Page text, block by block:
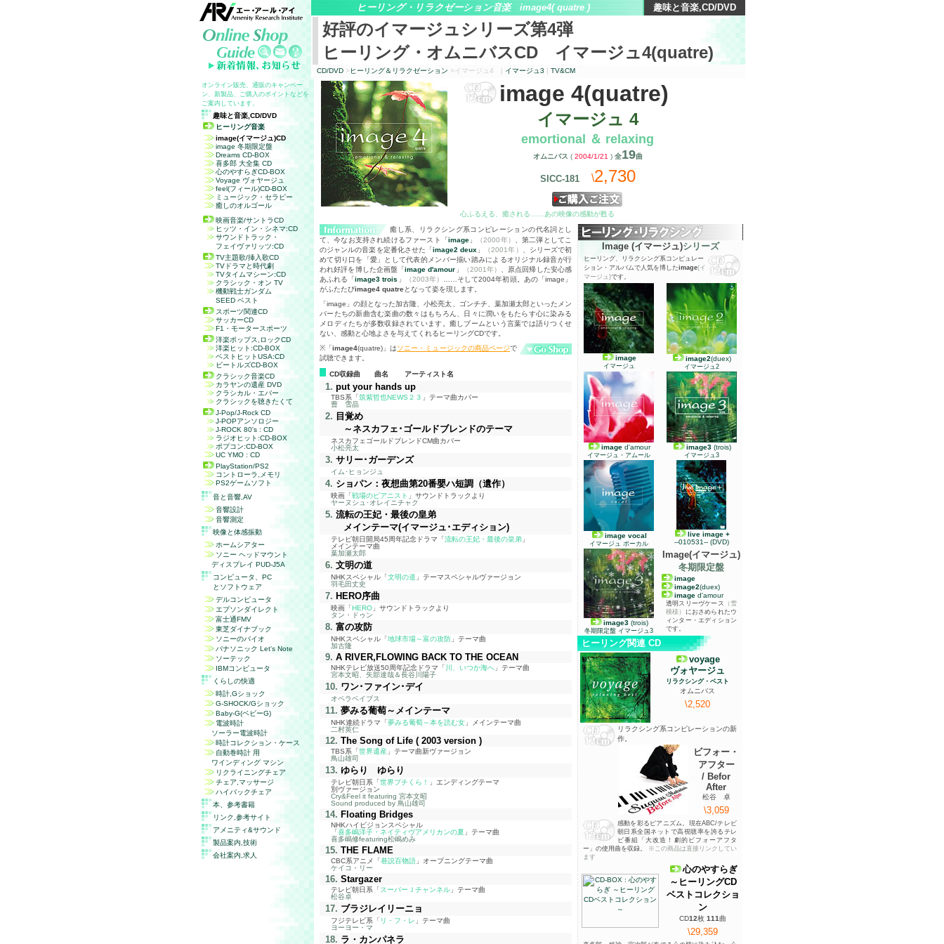
ヒーリング・リラクゼーション音楽image4(quatre) 趣味と音楽,CD/DVD
好評のイマージュシリーズ第4弾
ヒーリング・オムニバスCD イマージュ4(quatre)
CD/DVD > ヒーリング＆リラクゼーション >イマージュ 4 | イマージュ 3 | TV&CM
オンライン販売、通販のキャンペー
ン、新製品、ご購入のポイントなどを
ご案内しています。
趣味と音楽, CD/DVD
ヒーリング音楽
image(イマージュ)CD
image 冬期限定盤
Dreams CD-BOX
喜多郎 大全集 CD
心のやすらぎCD-BOX
Voyage ヴォヤージュ
feel(フィール)CD-BOX
ミュージック・セラピー
癒しのオルゴール
映画音楽/サントラCD
ヒッツ・イン・シネマ:CD
サウンドトラック・
フェイヴァリッツ:CD
TV主題歌/挿入歌CD
TV ドラマと時代劇
TVタイムマシーン:CD
クラシック・オン TV
機動戦士ガンダム
SEED ベスト
スポーツ関連CD
サッカーCD
F1 ・モータースポーツ
洋楽ポップス,ロックCD
洋楽ヒット:CD-BOX
ベストヒットUSA:CD
ビートルズCD-BOX
クラシック音楽CD
カラヤンの遺産 DVD
クラシカル・エバー
クラシックを聴きたくて
J-Pop/J-Rock CD
J-POPアンソロジー
J-ROCK 80's : CD
ラジオヒット:CD-BOX
ポプコン:CD-BOX
UC YMO : CD
PlayStation/PS2
コントローラ,メモリ
PS2ゲームソフト
音と音響, AV
音響設計
音響測定
映像と体感振動
ホームシアター
ソニー ヘッドマウント
ディスプレイ PUD-J5A
コンピュータ、 PC
とソフトウェア
デルコンピュータ
エプソンダイレクト
富士通FMV
東芝ダイナブック
ソニーのバイオ
パナソニック Let's Note
ソーテック
IBMコンピュータ
くらしの快適
時計,Gショック
G-SHOCK/Gショック
Baby-G(ベビーG)
電波時計
ソーラー電波時計
時計コレクション・ケース
自動巻時計 用
ワインディング マシン
リクライニングチェア
チェア,マッサージ
ハイバックチェア
本、参考書籍
リンク,参考サイト
アメニティ&サウンド
製品案内,技術
会社案内,求人
image 4(quatre)
イマージュ 4
emortional ＆ relaxing
オムニバス ( 2004/1/21 )全19曲
SICC-181 \2,730
心ふるえる、癒される……あの映像の感動が甦る
癒し系、リラクシング系コンピレーションの代名詞とし
て、今なお支持され続けるファースト「image」 （2000年）
、第二弾としてこ
のジャンルの音楽を定番化させた「image2 deux 」 （2001年）
、シリーズで初
めて切り口を「愛」として代表的メンバー揃い踏みによるオリジナル録音が行
われ好評を博した企画盤「image d'amour 」 （2001年）
、原点回帰した安心感
あふれる「image3 trois 」 （2003年）
……そして2004年初頭。あの「image」
がふたたびimage4 quatreとなって姿を現します。
「image」の顔となった加古隆、小松亮太、ゴンチチ、葉加瀬太郎といったメン
バーたちの新曲含む楽曲の数々はもちろん、日々に潤いをもたらす心に染みる
メロディたちが多数収録されています。癒しブームという言葉では語りつくせ
ない、感動と心地よさを与えてくれるヒーリングCDです。
※「image4(quatre) 」はソニー・ミュージックの商品ページで
試聴できます。
CD収録曲 曲名 アーティスト名
1. put your hands up
TBS系「筑紫哲也NEWS２３ 」テーマ曲カバー
曹 雪晶
2. 目覚め
～ネスカフェ･ゴールドブレンドのテーマ
ネスカフェゴールドブレンドCM曲カバー
小松亮太
3. サリー･ガーデンズ
イム･ヒョンジュ
4. ショパン：夜想曲第20番嬰ハ短調 （遺作）
映画「戦場のピアニスト 」サウンドトラックより
ヤーヌシュ･オレイニチャク
5. 流転の王妃・最後の皇弟
メインテーマ(イマージュ･エディション)
テレビ朝日開局45周年記念ドラマ「流転の王妃・最後の皇弟 」
メインテーマ曲
葉加瀬太郎
6. 文明の道
NHKスペシャル「文明の道 」テーマスペシャルヴァージョン
羽毛田丈史
7. HERO序曲
映画「HERO 」サウンドトラックより
タン・ドゥン
8. 富の攻防
NHKスペシャル「地球市場～富の攻防 」テーマ曲
加古隆
9. A RIVER,FLOWING BACK TO THE OCEAN
NHKテレビ放送50周年記念ドラマ「 川、いつか海へ 」テーマ曲
宮本文昭、矢部達哉＆長谷川陽子
10. ワン･ファイン･デイ
オペラベイブス
11. 夢みる葡萄～メインテーマ
NHK連続ドラマ「夢みる葡萄～本を読む女 」メインテーマ曲
二村英仁
12. The Song of Life ( 2003 version )
TBS系「世界遺産 」テーマ曲新ヴァージョン
鳥山雄司
13. ゆらり ゆらり
テレビ朝日系「世界プチくら！
」エンディングテーマ
別ヴァージョン
Cry&Feel it featuring 宮本文昭
Sound produced by 鳥山雄司
14. Floating Bridges
NHKハイビジョンスペシャル
「喜多嶋洋子・ネイティヴアメリカンの夏 」テーマ曲
喜多嶋修featuring松嶋めみ
15. THE FLAME
CBC系アニメ「巷説百物語 」オープニングテーマ曲
ケイコ・リー
16. Stargazer
テレビ朝日系「スーパーＪチャンネル 」テーマ曲
松谷卓
17. ブラジレイリーニョ
フジテレビ系「 リ・フ・レ 」テーマ曲
ヨーヨー・マ
18. ラ・カンパネラ
Image (イマージュ)シリーズ
ヒーリング、リラクシング系コンピュレー
ション・アルバムで人気を博したimage(イ
マージュ)です。
image
イマージュ
image2(duex)
イマージュ2
image d'amour
イマージュ・アムール
image3(trois)
イマージュ3
image vocal
イマージュ ボーカル
live image +
--010531--(DVD)
image3 (trois)
冬期限定盤 イマージュ3
Image(イマージュ)
冬期限定盤
image
image2(duex)
image d'amour
透明スリーヴケース （雪
模様）
におさめられたウ
ィンター・エディション
です。
ヒーリング関連CD
voyage
ヴォヤージュ
リラクシング・ベスト
オムニバス
\2,520
リラクシング系コンピレーションの新
作。
ビフォー・
アフター
/ Befor
After
松谷 卓
\3,059
感動を彩るピアニズム。現在ABC/テレビ
朝日系全国ネットで高視聴率を誇るテレ
ビ番組「大改造！劇的ビフォーアフタ
ー」の使用曲を収録。 ※この商品は直接リンクしてい
ます
心のやすらぎ
～ヒーリングCD
ベストコレクショ
ン
CD12枚 111曲
\29,359